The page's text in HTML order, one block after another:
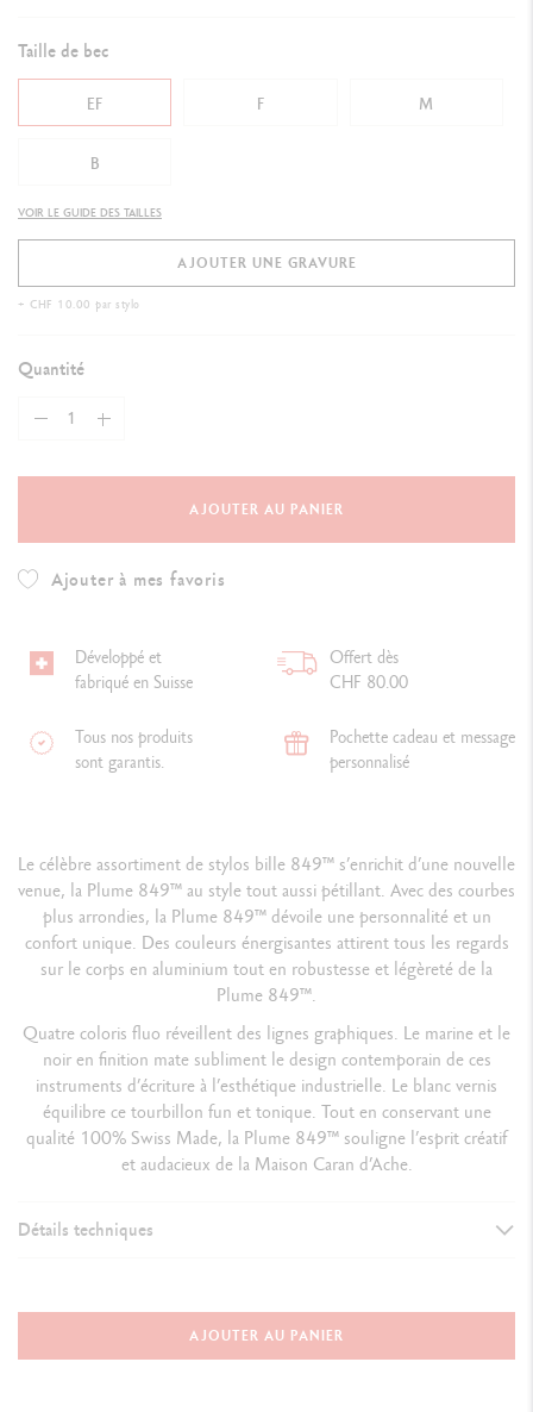
Taille de bec
EF F M
B
VOIR LE GUIDE DES TAILLES
AJOUTER UNE GRAVURE
+ CHF 10.00 par stylo
Quantité
AJOUTER AU PANIER
Ajouter à mes favoris
Développé et
fabriqué en Suisse
Offert dès
CHF 80.00
Tous nos produits
sont garantis.
Pochette cadeau et message
personnalisé
Le célèbre assortiment de stylos bille 849™ s’enrichit d’une nouvelle
venue, la Plume 849™ au style tout aussi pétillant. Avec des courbes
plus arrondies, la Plume 849™ dévoile une personnalité et un
confort unique. Des couleurs énergisantes attirent tous les regards
sur le corps en aluminium tout en robustesse et légèreté de la
Plume 849™.
Quatre coloris fluo réveillent des lignes graphiques. Le marine et le
noir en finition mate subliment le design contemporain de ces
instruments d’écriture à l’esthétique industrielle. Le blanc vernis
équilibre ce tourbillon fun et tonique. Tout en conservant une
qualité 100% Swiss Made, la Plume 849™ souligne l’esprit créatif
et audacieux de la Maison Caran d’Ache.
Détails techniques
Stylo Plume
AJOUTER AU PANIER